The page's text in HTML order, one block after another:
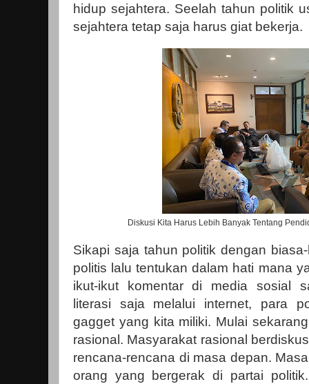
hidup sejahtera. Seelah tahun politik
sejahtera tetap saja harus giat bekerja.
Diskusi Kita Harus Lebih Banyak Tentang
Sikapi saja tahun politik dengan
politis lalu tentukan dalam hati mana
ikut-ikut komentar di media sosial
literasi saja melalui internet, para
gagget yang kita miliki. Mulai
rasional. Masyarakat rasional
rencana-rencana di masa depan.
orang yang bergerak di partai